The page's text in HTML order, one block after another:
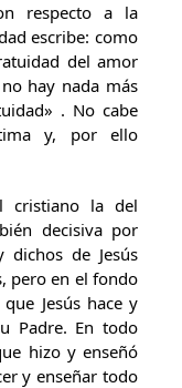
respecto a la
escribe: como
del amor
hay nada más
. No cabe
y, por ello
cristiano la del
decisiva por
de Jesús
pero en el fondo
Jesús hace y
Padre. En todo
hizo y enseñó
y enseñar todo